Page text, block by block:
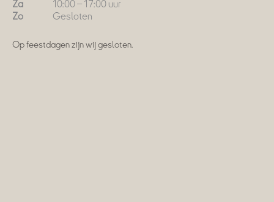
Za
10:00 – 17:00 uur
Zo
Gesloten
Op feestdagen zijn wij gesloten.